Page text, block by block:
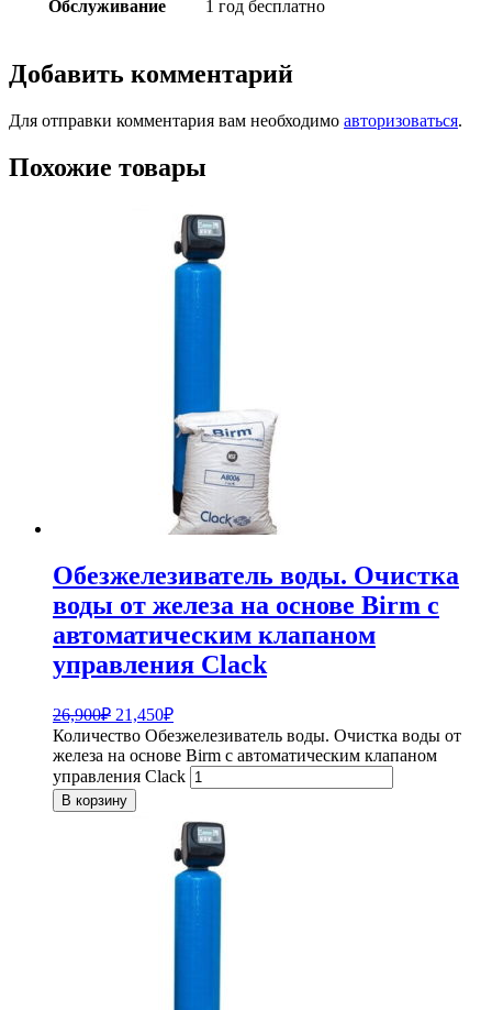
Обслуживание 1 год бесплатно
Добавить комментарий
Для отправки комментария вам необходимо авторизоваться.
Похожие товары
Обезжелезиватель воды. Очистка
воды от железа на основе Birm с
автоматическим клапаном
управления Clack
26,900₽ 21,450₽
Количество Обезжелезиватель воды. Очистка воды от
железа на основе Birm с автоматическим клапаном
управления Clack
В корзину